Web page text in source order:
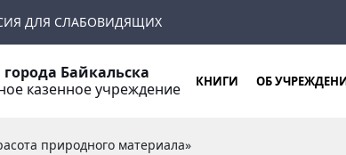
ДЛЯ СЛАБОВИДЯЩИХ
Байкальска
казенное учреждение
КНИГИ ОБ
природного материала»